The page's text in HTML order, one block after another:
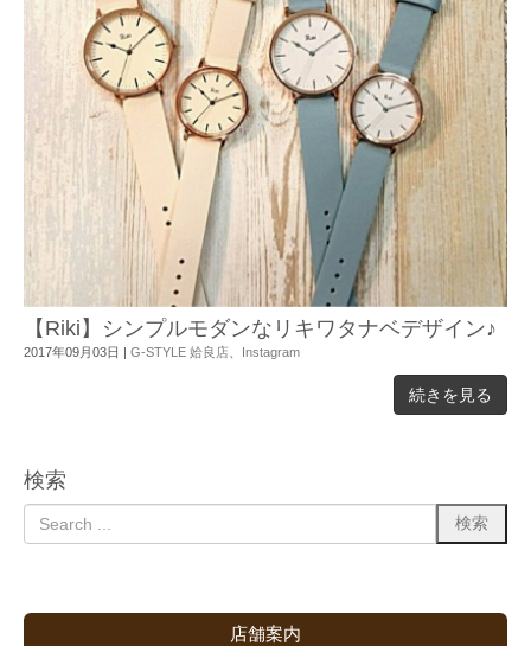
【Riki】シンプルモダンなリキワタナベデザイン♪
2017年09月03日 G-STYLE 姶良店 Instagram
続きを見る
検索
店舗案内